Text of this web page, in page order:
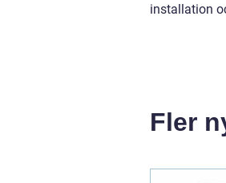
installation
Fler